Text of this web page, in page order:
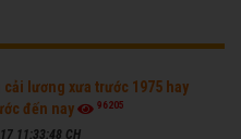
cải lương xưa trước 1975 hay
đến nay
96205
11:33:48 CH